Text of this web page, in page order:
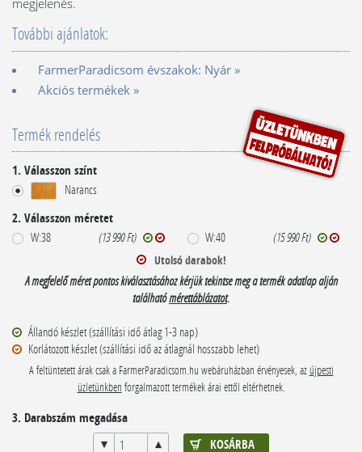
megjelenés.
További ajánlatok:
FarmerParadicsom évszakok: Nyár »
Akciós termékek »
Termék rendelés
1. Válasszon színt
Narancs
2. Válasszon méretet
W:38 (13 990 Ft) W:40 (15 990 Ft)
Utolsó darabok!
A megfelelő méret pontos kiválasztásához kérjük tekintse meg a termék adatlap alján
találhatómérettáblázatot.
Állandó készlet (szállítási idő átlag 1-3 nap)
Korlátozott készlet (szállítási idő az átlagnál hosszabb lehet)
A feltüntetett árak csak a FarmerParadicsom.hu webáruházban érvényesek, az újpesti
üzletünkben forgalmazott termékek árai ettől eltérhetnek.
3. Darabszám megadása